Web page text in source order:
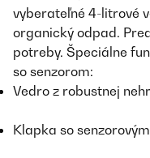
vyberateľné 4-litrové
organický odpad.
potreby. Špeciálne
so senzorom:
Vedro z robustnej
Klapka so